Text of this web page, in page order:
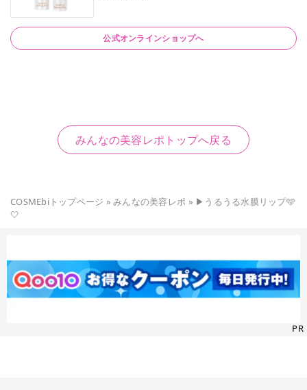
公式オンラインショップへ
みんなの美容レポトップへ戻る
COSMEbiトップページ »みんなの美容レポ » ▶うるうる水膜リップ🩵
🤍
PR